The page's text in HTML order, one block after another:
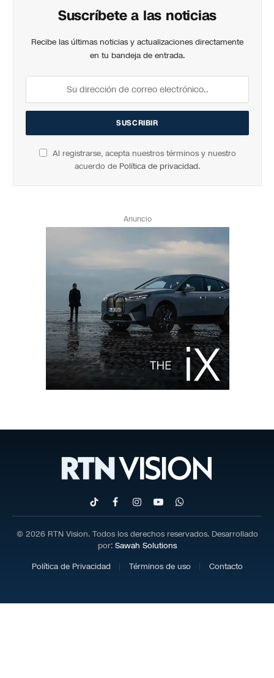
Suscríbete a las noticias
Recibe las últimas noticias y actualizaciones directamente
en tu bandeja de entrada.
Al registrarse, acepta nuestros términos y nuestro
acuerdo de Política de privacidad.
Anuncio
TikTokFacebookInstagram
YouTubeWhatsApp
© 2026 RTN Vision. Todos los derechos reservados. Desarrollado
por: Sawah Solutions
Política de Privacidad
Términos de uso Contacto